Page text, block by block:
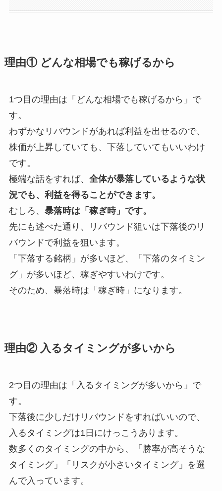
理由① どんな相場でも稼げるから
1つ目の理由は「どんな相場でも稼げるから」で
す。
わずかなリバウンドがあれば利益を出せるので、
株価が上昇していても、下落していてもいいわけ
です。
極端な話をすれば、 全体が暴落しているような状
況でも、利益を得ることができます。
むしろ、 暴落時は「稼ぎ時」です。
先にも述べた通り、リバウンド狙いは下落後のリ
バウンドで利益を狙います。
「下落する銘柄」が多いほど、「下落のタイミン
グ」が多いほど、稼ぎやすいわけです。
そのため、暴落時は「稼ぎ時」になります。
理由② 入るタイミングが多いから
2つ目の理由は「入るタイミングが多いから」で
す。
下落後に少しだけリバウンドをすればいいので、
入るタイミングは1日にけっこうあります。
数多くのタイミングの中から、「勝率が高そうな
タイミング」「リスクが小さいタイミング」を選
んで入っています。